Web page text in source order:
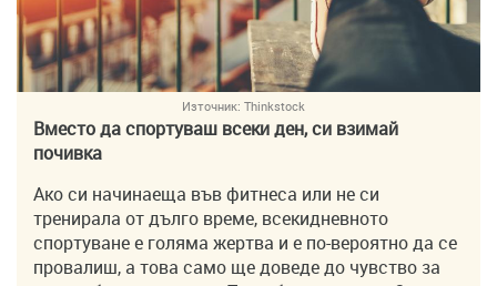
Източник: Thinkstock
Вместо да спортуваш всеки ден, си взимай
почивка
Ако си начинаеща във фитнеса или не си
тренирала от дълго време, всекидневното
спортуване е голяма жертва и е по-вероятно да се
провалиш, а това само ще доведе до чувство за